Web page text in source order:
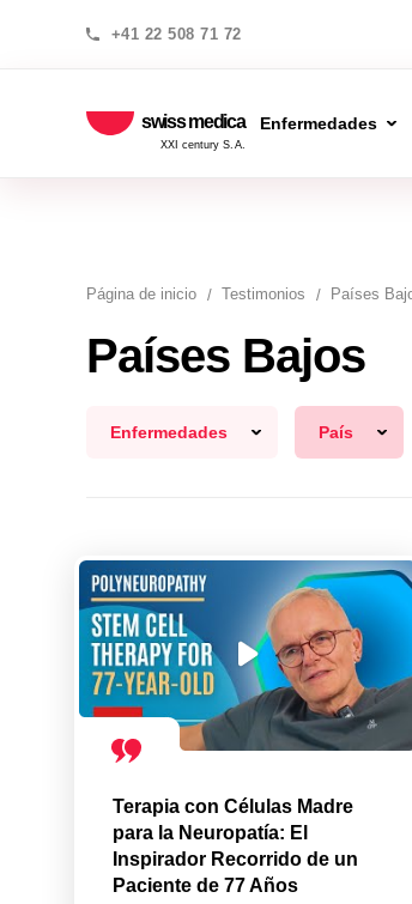
+41 22 508 71 72
swiss medica
XXI century S.A.
Enfermedades
Página de inicio Testimonios Países
Países Bajos
Enfermedades País
Terapia con Células Madre
para la Neuropatía: El
Inspirador Recorrido de un
Paciente de 77 Años